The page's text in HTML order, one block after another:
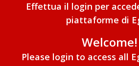
Effettua il login per
piattaforme di
Welcome!
Please login to access all